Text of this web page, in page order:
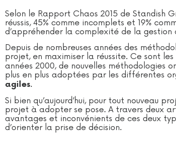
Selon le Rapport Chaos 2015 de Standish
réussis, 45% comme incomplets et 19%
d’appréhender la complexité de la gestion
Depuis de nombreuses années des
projet, en maximiser la réussite. Ce sont les
années 2000, de nouvelles méthodologies
plus en plus adoptées par les différentes
agiles.
Si bien qu’aujourd’hui, pour tout nouveau
projet à adopter se pose. A travers deux
avantages et inconvénients de ces deux
d’orienter la prise de décision.